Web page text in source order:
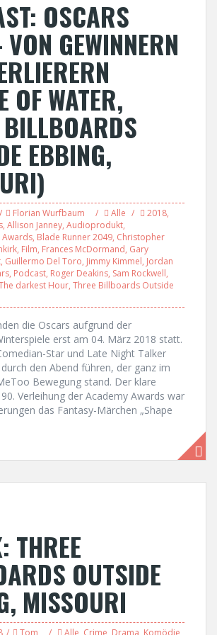
OSCARS
GEWINNERN
OF WATER,
EBBING,
Florian Wurfbaum Alle 2018,
, Allison Janney, Audioprodukt,
Awards, Blade Runner 2049, Christopher
, Film, Frances McDormand, Gary
, Guillermo Del Toro, Jimmy Kimmel, Jordan
, Podcast, Roger Deakins, Sam Rockwell,
darkest Hour, Three Billboards Outside
die Oscars aufgrund der
erst am 04. März 2018 statt.
Star und Late Night Talker
den Abend führen, der ganz im
Bewegung stand. Der klare
Verleihung der Academy Awards war
das Fantasy-Märchen „Shape
THREE
OUTSIDE
MISSOURI
Tom Alle Crime Drama Komödie